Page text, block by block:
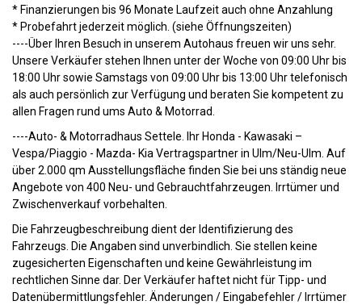
* Finanzierungen bis 96 Monate Laufzeit auch ohne Anzahlung
* Probefahrt jederzeit möglich. (siehe Öffnungszeiten)
----Über Ihren Besuch in unserem Autohaus freuen wir uns sehr.
Unsere Verkäufer stehen Ihnen unter der Woche von 09:00 Uhr bis
18:00 Uhr sowie Samstags von 09:00 Uhr bis 13:00 Uhr telefonisch
als auch persönlich zur Verfügung und beraten Sie kompetent zu
allen Fragen rund ums Auto & Motorrad.
----Auto- & Motorradhaus Settele. Ihr Honda - Kawasaki –
Vespa/Piaggio - Mazda- Kia Vertragspartner in Ulm/Neu-Ulm. Auf
über 2.000 qm Ausstellungsfläche finden Sie bei uns ständig neue
Angebote von 400 Neu- und Gebrauchtfahrzeugen. Irrtümer und
Zwischenverkauf vorbehalten.
Die Fahrzeugbeschreibung dient der Identifizierung des
Fahrzeugs. Die Angaben sind unverbindlich. Sie stellen keine
zugesicherten Eigenschaften und keine Gewährleistung im
rechtlichen Sinne dar. Der Verkäufer haftet nicht für Tipp- und
Datenübermittlungsfehler. Änderungen / Eingabefehler / Irrtümer